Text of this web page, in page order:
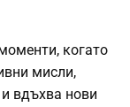
когато
мисли,
вдъхва нови